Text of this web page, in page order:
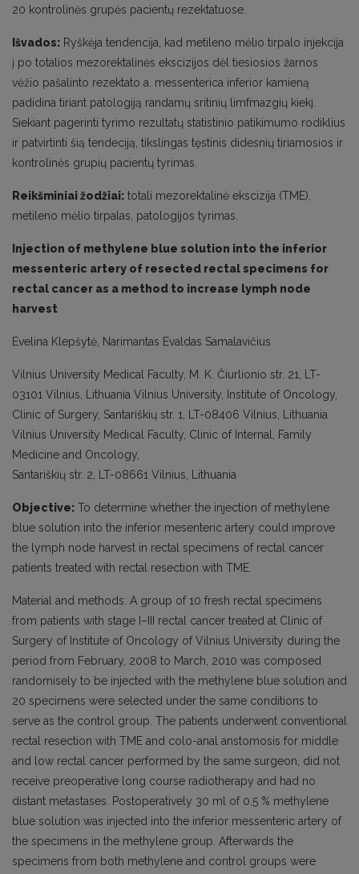
20 kontrolinės grupės pacientų rezektatuose.
Išvados: Ryškėja tendencija, kad metileno mėlio tirpalo injekcija
į po totalios mezorektalinės ekscizijos dėl tiesiosios žarnos
vėžio pašalinto rezektato a. messenterica inferior kamieną
padidina tiriant patologiją randamų sritinių limfmazgių kiekį.
Siekiant pagerinti tyrimo rezultatų statistinio patikimumo rodiklius
ir patvirtinti šią tendeciją, tikslingas tęstinis didesnių tiriamosios ir
kontrolinės grupių pacientų tyrimas.
Reikšminiai žodžiai: totali mezorektalinė ekscizija (TME),
metileno mėlio tirpalas, patologijos tyrimas.
Injection of methylene blue solution into the inferior
messenteric artery of resected rectal specimens for
rectal cancer as a method to increase lymph node
harvest
Evelina Klepšytė, Narimantas Evaldas Samalavičius
Vilnius University Medical Faculty, M. K. Čiurlionio str. 21, LT-
03101 Vilnius, Lithuania Vilnius University, Institute of Oncology,
Clinic of Surgery, Santariškių str. 1, LT-08406 Vilnius, Lithuania
Vilnius University Medical Faculty, Clinic of Internal, Family
Medicine and Oncology,
Santariškių str. 2, LT-08661 Vilnius, Lithuania
Objective: To determine whether the injection of methylene
blue solution into the inferior mesenteric artery could improve
the lymph node harvest in rectal specimens of rectal cancer
patients treated with rectal resection with TME.
Material and methods: A group of 10 fresh rectal specimens
from patients with stage I–III rectal cancer treated at Clinic of
Surgery of Institute of Oncology of Vilnius University during the
period from February, 2008 to March, 2010 was composed
randomisely to be injected with the methylene blue solution and
20 specimens were selected under the same conditions to
serve as the control group. The patients underwent conventional
rectal resection with TME and colo-anal anstomosis for middle
and low rectal cancer performed by the same surgeon, did not
receive preoperative long course radiotherapy and had no
distant metastases. Postoperatively 30 ml of 0,5 % methylene
blue solution was injected into the inferior messenteric artery of
the specimens in the methylene group. Afterwards the
specimens from both methylene and control groups were